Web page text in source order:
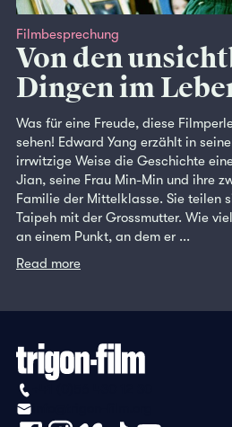
Filmbesprechung
Von den
Dingen im
Was für eine Freude, diese
sehen! Edward Yang erzählt in
irrwitzige Weise die Geschichte
Jian, seine Frau Min-Min und ihre
Familie der Mittelklasse. Sie teilen
Taipeh mit der Grossmutter. Wie
an einem Punkt, an dem er ...
Read more